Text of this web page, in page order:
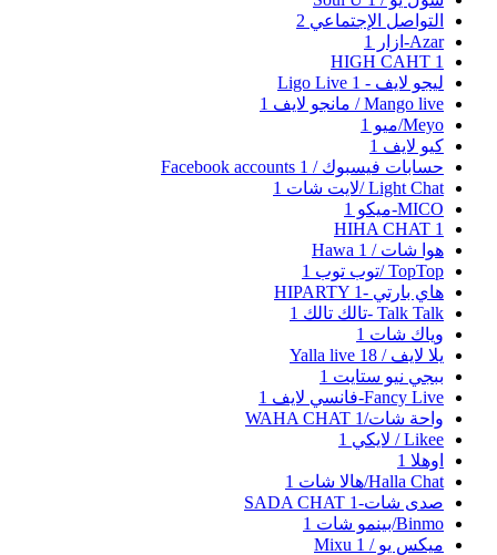
التواصل الإجتماعي 2
Azar-ازار
1
HIGH CAHT 1
ليجو لايف - Ligo Live 1
Mango live / مانجو لايف
1
Meyo/ميو
1
كيو لايف 1
حسابات فيسبوك / Facebook accounts 1
Light Chat /لايت شات
1
MICO-ميكو
1
HIHA CHAT 1
هوا شات / Hawa 1
TopTop /توب توب
1
هاي بارتي -HIPARTY1
Talk Talk -تالك تالك
1
وياك شات 1
يلا لايف / Yalla live 18
ببجي نيو ستايت 1
Fancy Live-فانسي لايف
1
واحة شات/WAHA CHAT1
Likee / لايكي
1
اوهلا 1
Halla Chat/هالا شات
1
صدى شات-SADA CHAT1
Binmo/بينمو شات
1
ميكس يو / Mixu 1